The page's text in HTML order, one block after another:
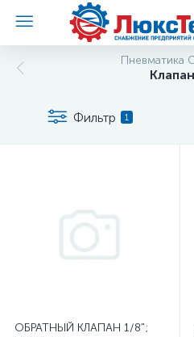
Пневматика
Фильтр 1
ОБРАТНЫЙ КЛАПАН 1/8";